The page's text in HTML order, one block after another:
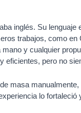
inglés. Su
trabajos, como
y cualquier
pero no
masa
lo